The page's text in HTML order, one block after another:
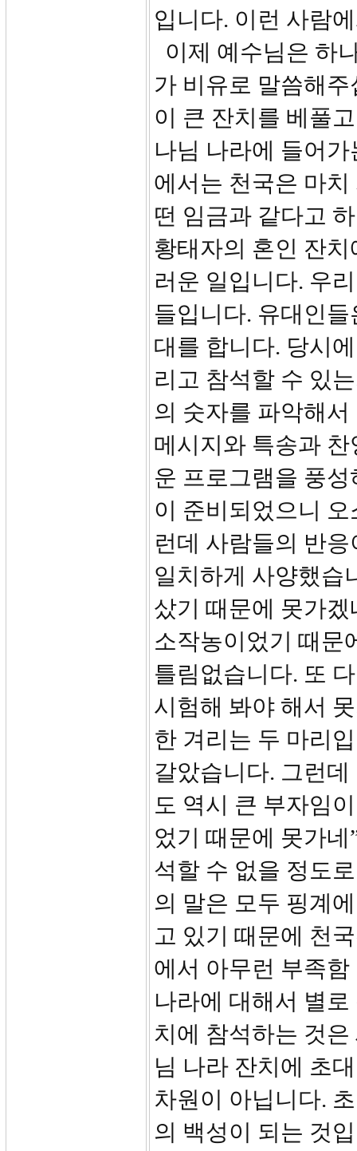
입니다. 이런 사람
이제 예수님은 하
가 비유로 말씀해
이 큰 잔치를 베풀
나님 나라에 들어
에서는 천국은 마
떤 임금과 같다고
황태자의 혼인 잔
러운 일입니다. 우
들입니다. 유대인
대를 합니다. 당시
리고 참석할 수 있
의 숫자를 파악해
메시지와 특송과
운 프로그램을 풍
이 준비되었으니
런데 사람들의 반
일치하게 사양했습
샀기 때문에 못가
소작농이었기 때문
틀림없습니다. 또
시험해 봐야 해서
한 겨리는 두 마리
갈았습니다. 그런
도 역시 큰 부자임
었기 때문에 못가
석할 수 없을 정도
의 말은 모두 핑계
고 있기 때문에 천
에서 아무런 부족
나라에 대해서 별
치에 참석하는 것
님 나라 잔치에 초
차원이 아닙니다.
의 백성이 되는 것